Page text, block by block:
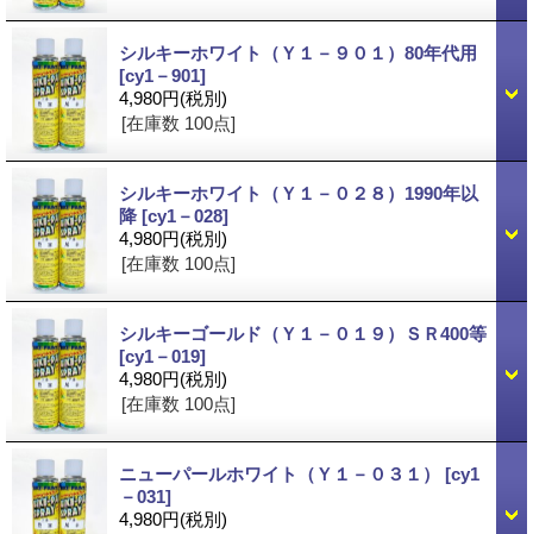
シルキーホワイト（Ｙ１－９０１）80年代用
[cy1－901]
4,980円(税別)
[在庫数 100点]
シルキーホワイト（Ｙ１－０２８）1990年以
降 [cy1－028]
4,980円(税別)
[在庫数 100点]
シルキーゴールド（Ｙ１－０１９）ＳＲ400等
[cy1－019]
4,980円(税別)
[在庫数 100点]
ニューパールホワイト（Ｙ１－０３１） [cy1
－031]
4,980円(税別)